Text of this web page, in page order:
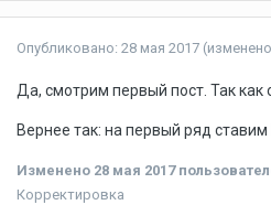
Опубликовано: 28 мая 2017
Да, смотрим первый пост. Так
Вернее так: на первый ряд
Изменено 28 мая 2017
Корректировка